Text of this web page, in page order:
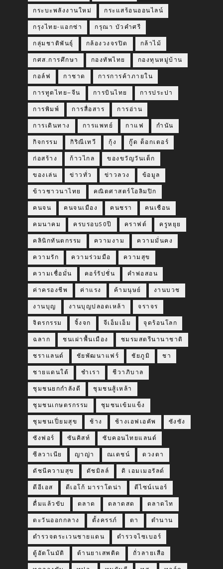
กระบะพลังงานใหม่ กระแสร้อนออนไลน์
กรุงไทย-แอกซ่า กรุณา บัวคำศรี
กลุ่มชาติพันธุ์ กล้องวงจรปิด กล้าไม้
กศส.การศึกษา กองทัพไทย กองทุนหมู่บ้าน
กอล์ฟ กาชาด การการค้าภายใน
การทูตไทย–จีน การบินไทย การประปา
การพิมพ์ การสื่อสาร การอ่าน
การเดินทาง การแพทย์ กาแฟ กำนัน
กิจกรรม กิริณีเทวี กุ้ง กู๊ด ด็อกเตอร์
ก่อสร้าง ก้าวไกล ของขวัญวันเด็ก
ของเล่น ข่าวทั่ว ข่าวลวง ข้อมูล
ข้าวชาวนาไทย คณิตศาสตร์โอลิมปิก
คนจน คนจนเมือง คนชรา คนเชือน
คมนาคม ครบรอบ50ปี คราฟต์ ครูหยุย
คลินิกทันตกรรม ความงาม ความมั่นคง
ความรัก ความร่วมมือ ความสุข
ความเชื่อมั่น คอร์รัปชั่น คำพ่อสอน
ค่าครองชีพ ค่าแรง ค้ามนุษย์ งานบวช
งานบุญ งานบุญปลอดเหล้า จราจร
จิตรกรรม จิ้งจก จีเอ็มเอ็ม จุดร้อนโลก
ฉลาก ชนเผ่าพื้นเมือง ชมรมสตรีนานาชาติ
ชราแลนด์ ชัยพัฒนาแฟร์ ชัยภูมิ ชา
ชายแดนใต้ ชำเรา ชีวาภิบาล
ชุมชนยกกำลังดี ชุมชนสู้เหล้า
ชุมชนเกษตรกรรม ชุมชนเข้มแข็ง
ชุมชนเปี่ยมสุข ช้าง ช้างเอฟเอคัพ ซังซัง
ซังฟอร์ ซันคิสท์ ซับคอนไทยแลนด์
ซีลวาเนีย ญาญ่า ณเดชน์ ดวงตา
ดัชนีความสุข ดัชมิลล์ ดิ เอมเมอรัลด์
ดีอีเอส ดีเอโก้ มาราโดน่า ดีไซน์เนอร์
ดื่มแล้วขับ ตลาด ตลาดสด ตลาดไท
ตะวันออกกลาง ตั้งครรภ์ ตา ตำนาน
ตำรวจตระเวนชายแดน ตำรวจไซเบอร์
ตู้อัตโนมัติ ต้านยาเสพติด ถั่วลายเสือ